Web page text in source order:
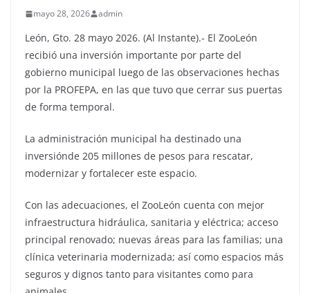
mayo 28, 2026 admin
León, Gto. 28 mayo 2026. (Al Instante).- El ZooLeón
recibió una inversión importante por parte del
gobierno municipal luego de las observaciones hechas
por la PROFEPA, en las que tuvo que cerrar sus puertas
de forma temporal.
La administración municipal ha destinado una
inversiónde 205 millones de pesos para rescatar,
modernizar y fortalecer este espacio.
Con las adecuaciones, el ZooLeón cuenta con mejor
infraestructura hidráulica, sanitaria y eléctrica; acceso
principal renovado; nuevas áreas para las familias; una
clínica veterinaria modernizada; así como espacios más
seguros y dignos tanto para visitantes como para